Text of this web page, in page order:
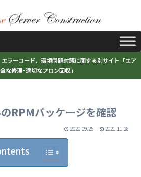
ラーコード、環境問題対策に関する別サイト「エア
な修理･適切なフロン回収」
RPMパッケージを確認
2020.09.25 2021.11.28